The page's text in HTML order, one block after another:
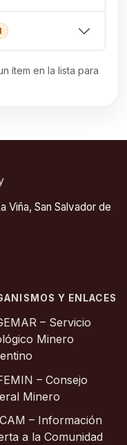
ítem en la lista para
Viña, San Salvador de
Y ENLACES
– Servicio
Minero
– Consejo
Minero
– Información
a la Comunidad